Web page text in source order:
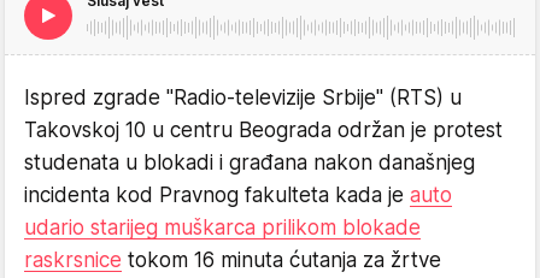
Ispred zgrade "Radio-televizije Srbije" (RTS) u
Takovskoj 10 u centru Beograda održan je protest
studenata u blokadi i građana nakon današnjeg
incidenta kod Pravnog fakulteta kada je auto
udario starijeg muškarca prilikom blokade
raskrsnice tokom 16 minuta ćutanja za žrtve